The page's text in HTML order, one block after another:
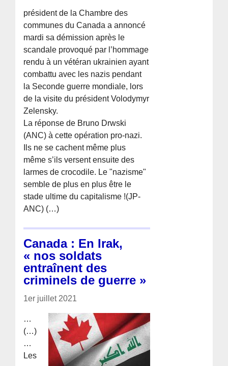
président de la Chambre des
communes du Canada a annoncé
mardi sa démission après le
scandale provoqué par l’hommage
rendu à un vétéran ukrainien ayant
combattu avec les nazis pendant
la Seconde guerre mondiale, lors
de la visite du président Volodymyr
Zelensky.
La réponse de Bruno Drwski
(ANC) à cette opération pro-nazi.
Ils ne se cachent même plus
même s’ils versent ensuite des
larmes de crocodile. Le "nazisme"
semble de plus en plus être le
stade ultime du capitalisme !(JP-
ANC) (…)
Canada : En Irak,
« nos soldats
entraînent des
criminels de guerre »
1er juillet 2021
…
(…)
…
Les